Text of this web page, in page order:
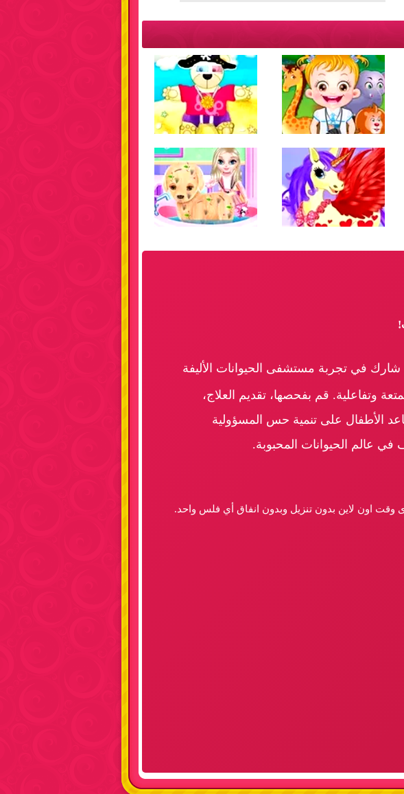
شارك في تجربة مستشفى الحيوانات الأليفة
وتفاعلية. قم بفحصها، تقديم العلاج،
الأطفال على تنمية حس المسؤولية
عالم الحيوانات المحبوبة.
وقت اون لاين بدون تنزيل وبدون انفاق أي فلس واحد.